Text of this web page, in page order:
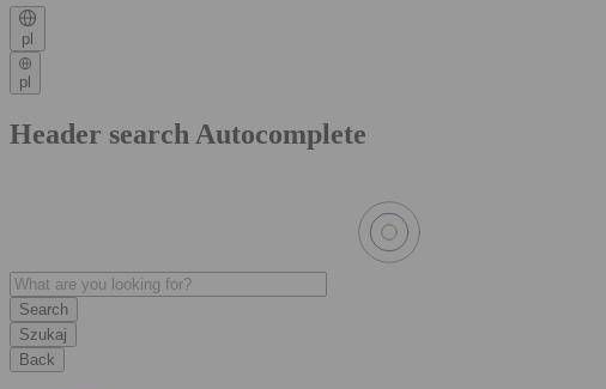
pl
pl
Header search Autocomplete
Szukaj
Back